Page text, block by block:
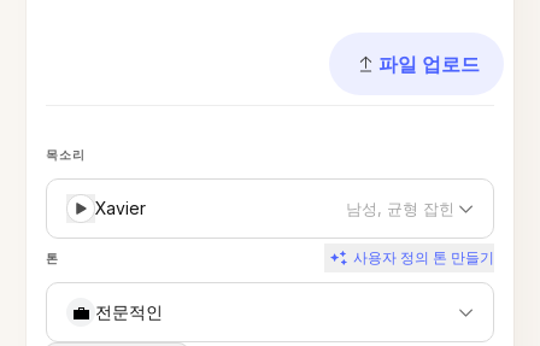
파일 업로드
목소리
Xavier 남성, 균형 잡힌
톤 사용자 정의 톤 만들기
💼 전문적인